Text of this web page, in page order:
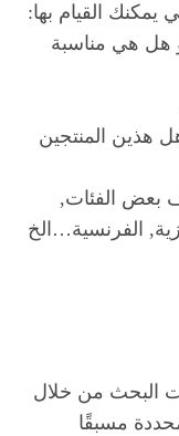
يمكنك القيام بها:
و هل هي مناسبة
هذين المنتجين
بعض الفئات,
الفرنسية…الخ
البحث من خلال
مسبقًا